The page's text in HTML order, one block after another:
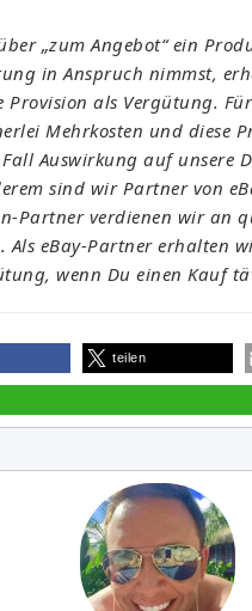
„zum Angebot“ ein
in Anspruch nimmst,
Provision als Vergütung.
Mehrkosten und diese
Auswirkung auf unsere
sind wir Partner von
Partner verdienen wir an
Als eBay-Partner erhalten
wenn Du einen Kauf
teilen